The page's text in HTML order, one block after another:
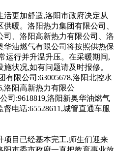
更加舒适,洛阳市政府决定从
暖。洛阳热力集团有限公司、
、洛阳高新热力有限公司、洛
华油燃气有限公司将按照供热保
运行并升温升压。在采暖期间,
状况,如有问题请及时报修。
限公司:63005678,洛阳北控水
洛阳高新热力有限公
司:9618819,洛阳新奥华油燃气
电话:65528611,城管直通车服
项目已经基本完工,师生们迎来